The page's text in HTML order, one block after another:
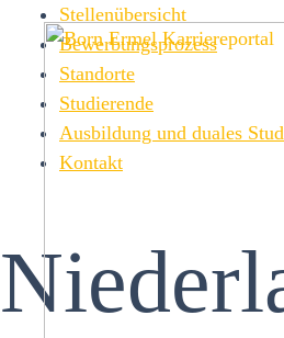
Inhalt
springen
Stellenübersicht
Bewerbungsprozess
Standorte
Studierende
Ausbildung und duales
Kontakt